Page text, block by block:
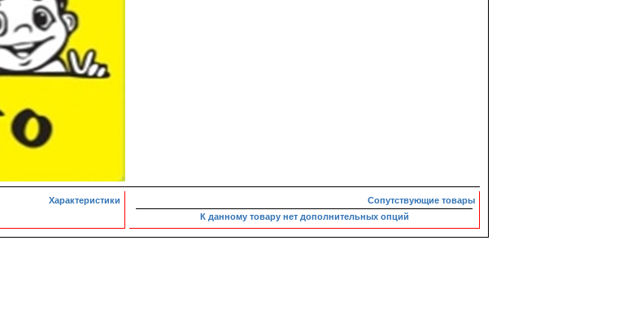
Характеристики
Сопутствующие товары
К данному товару нет дополнительных опций